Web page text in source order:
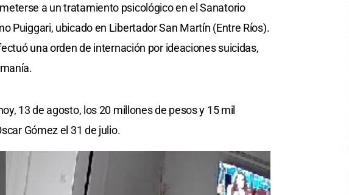
a un tratamiento psicológico en el Sanatorio
Puiggari, ubicado en Libertador San Martín (Entre Ríos).
una orden de internación por ideaciones suicidas,
13 de agosto, los 20 millones de pesos y 15 mil
Gómez el 31 de julio.